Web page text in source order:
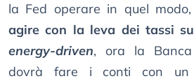
la Fed operare in quel modo,
agire con la leva dei tassi
energy-driven, ora la Banca
dovrà fare i conti con un